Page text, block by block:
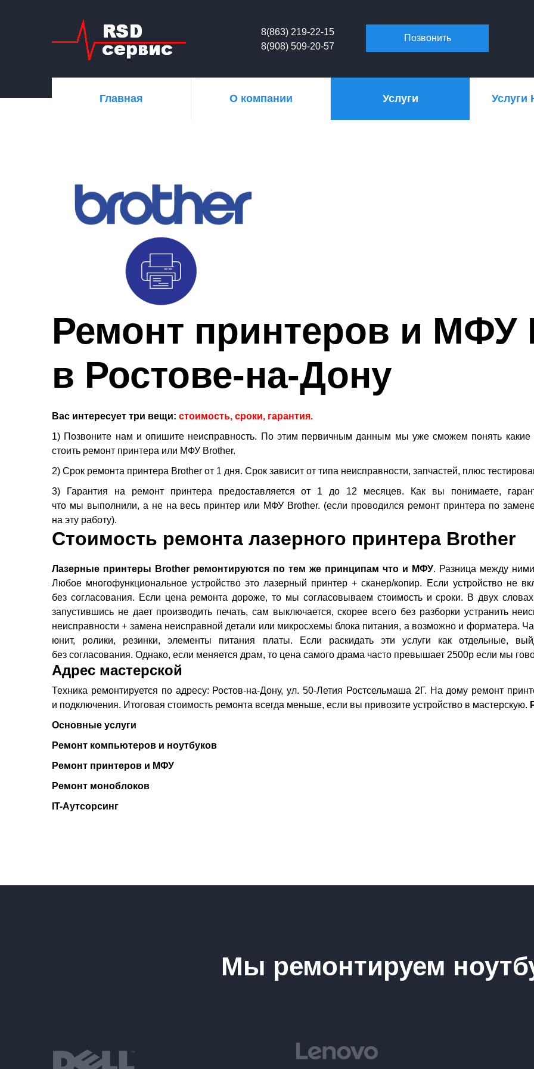
8(863) 219-22-15
8(908) 509-20-57
Позвонить
Главная О компании Услуги
Ремонт принтеров и МФУ
в Ростове-на-Дону
Вас интересует три вещи: стоимость, сроки, гарантия.
1) Позвоните нам и опишите неисправность. По этим первичным данным мы уже сможем понять какие
стоить ремонт принтера или МФУ Brother.
2) Срок ремонта принтера Brother от 1 дня. Срок зависит от типа неисправности, запчастей, плюс
3)
Гарантия на ремонт принтера предоставляется от 1 до 12 месяцев. Как вы понимаете,
что мы выполнили, а не на весь принтер или МФУ Brother. (если проводился ремонт принтера по
на эту работу).
Стоимость ремонта лазерного принтера Brother
Лазерные принтеры Brother ремонтируются по тем же принципам что и МФУ. Разница между
Любое многофункциональное устройство это лазерный принтер + сканер/копир. Если устройство не
без согласования. Если цена ремонта дороже, то мы согласовываем стоимость и сроки. В двух
запустившись не дает производить печать, сам выключается, скорее всего без разборки устранить
неисправности + замена неисправной детали или микросхемы блока питания, а возможно и форматера.
юнит, ролики, резинки, элементы питания платы. Если раскидать эти услуги как отдельные,
без согласования. Однако, если меняется драм, то цена самого драма часто превышает 2500р если мы
Адрес мастерской
Техника ремонтируется по адресу: Ростов-на-Дону, ул. 50-Летия Ростсельмаша 2Г. На дому ремонт
и подключения. Итоговая стоимость ремонта всегда меньше, если вы привозите устройство в мастерскую.
Основные услуги
Ремонт компьютеров и ноутбуков
Ремонт принтеров и МФУ
Ремонт моноблоков
IT-Аутсорсинг
Мы ремонтируем